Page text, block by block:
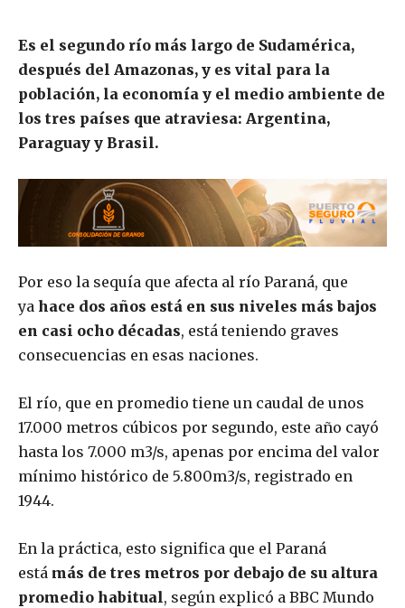
Es el segundo río más largo de Sudamérica,
después del Amazonas, y es vital para la
población, la economía y el medio ambiente de
los tres países que atraviesa: Argentina,
Paraguay y Brasil.
Por eso la sequía que afecta al río Paraná, que
ya hace dos años está en sus niveles más bajos
en casi ocho décadas, está teniendo graves
consecuencias en esas naciones.
El río, que en promedio tiene un caudal de unos
17.000 metros cúbicos por segundo, este año cayó
hasta los 7.000 m3/s, apenas por encima del valor
mínimo histórico de 5.800m3/s, registrado en
1944.
En la práctica, esto significa que el Paraná
está más de tres metros por debajo de su altura
promedio habitual, según explicó a BBC Mundo